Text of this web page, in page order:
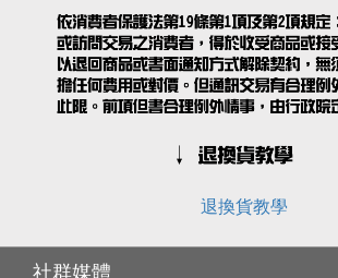
退換貨教學
社群媒體